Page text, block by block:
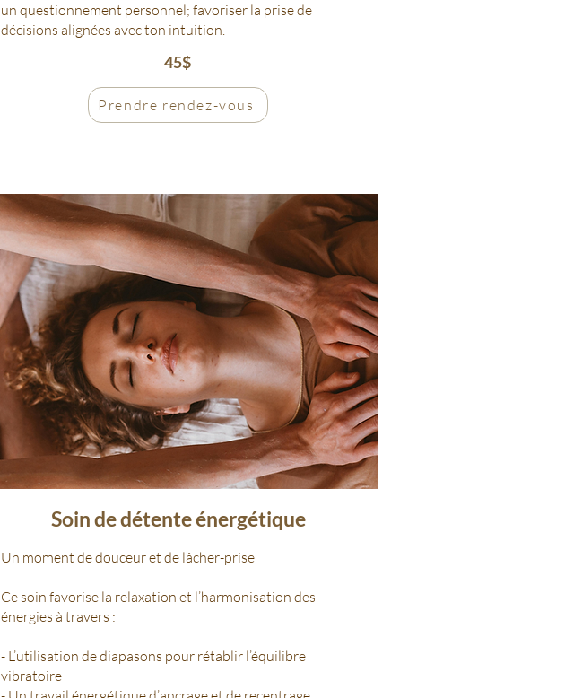
un questionnement personnel; favoriser la prise de
décisions alignées avec ton intuition.
45$
Prendre rendez-vous
Soin de détente énergétique
Un moment de douceur et de lâcher-prise
Ce soin favorise la relaxation et l’harmonisation des
énergies à travers :
- L’utilisation de diapasons pour rétablir l’équilibre
vibratoire